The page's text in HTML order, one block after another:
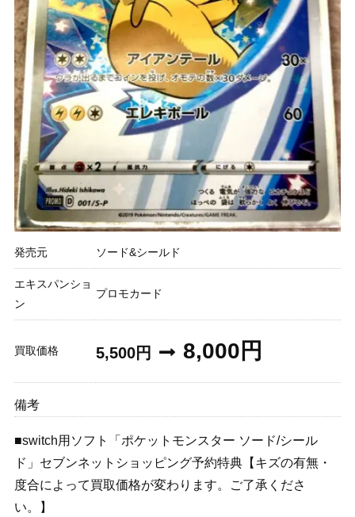
発売元 ソード&シールド
エキスパンショ
ン
プロモカード
買取価格 5,500円 8,000円
備考
■switch用ソフト「ポケットモンスター ソード/シール
ド」セブンネットショッピング予約特典【キズの有無・
度合によって買取価格が変わります。ご了承くださ
い。】